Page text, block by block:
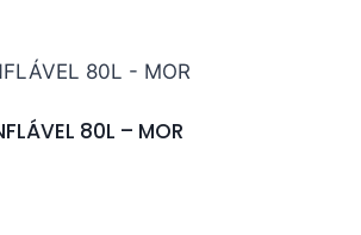
80L – MOR